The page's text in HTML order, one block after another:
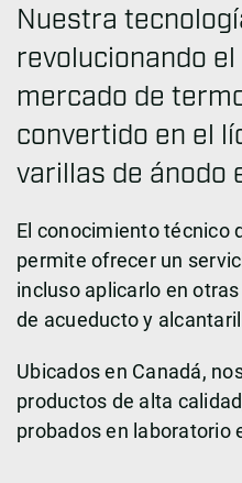
Nuestra
revolucionando
mercado de
convertido en el
varillas de ánodo
El conocimiento técnico
permite ofrecer un
incluso aplicarlo en
de acueducto y
Ubicados en Canadá,
productos de alta
probados en laboratorio